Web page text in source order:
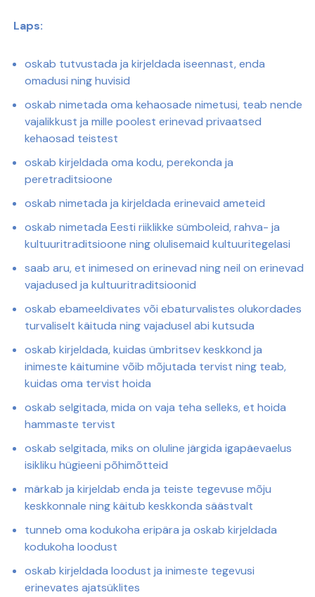
Laps:
oskab tutvustada ja kirjeldada iseennast, enda
omadusi ning huvisid
oskab nimetada oma kehaosade nimetusi, teab nende
vajalikkust ja mille poolest erinevad privaatsed
kehaosad teistest
oskab kirjeldada oma kodu, perekonda ja
peretraditsioone
oskab nimetada ja kirjeldada erinevaid ameteid
oskab nimetada Eesti riiklikke sümboleid, rahva- ja
kultuuritraditsioone ning olulisemaid kultuuritegelasi
saab aru, et inimesed on erinevad ning neil on erinevad
vajadused ja kultuuritraditsioonid
oskab ebameeldivates või ebaturvalistes olukordades
turvaliselt käituda ning vajadusel abi kutsuda
oskab kirjeldada, kuidas ümbritsev keskkond ja
inimeste käitumine võib mõjutada tervist ning teab,
kuidas oma tervist hoida
oskab selgitada, mida on vaja teha selleks, et hoida
hammaste tervist
oskab selgitada, miks on oluline järgida igapäevaelus
isikliku hügieeni põhimõtteid
märkab ja kirjeldab enda ja teiste tegevuse mõju
keskkonnale ning käitub keskkonda säästvalt
tunneb oma kodukoha eripära ja oskab kirjeldada
kodukoha loodust
oskab kirjeldada loodust ja inimeste tegevusi
erinevates ajatsüklites